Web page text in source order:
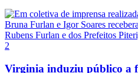
2
Virginia induziu público a